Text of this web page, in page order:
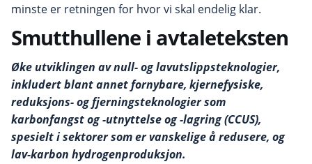
minste er retningen for hvor vi skal endelig klar.
Smutthullene i avtaleteksten
Øke utviklingen av null- og lavutslippsteknologier,
inkludert blant annet fornybare, kjernefysiske,
reduksjons- og fjerningsteknologier som
karbonfangst og -utnyttelse og -lagring (CCUS),
spesielt i sektorer som er vanskelige å redusere, og
lav-karbon hydrogenproduksjon.